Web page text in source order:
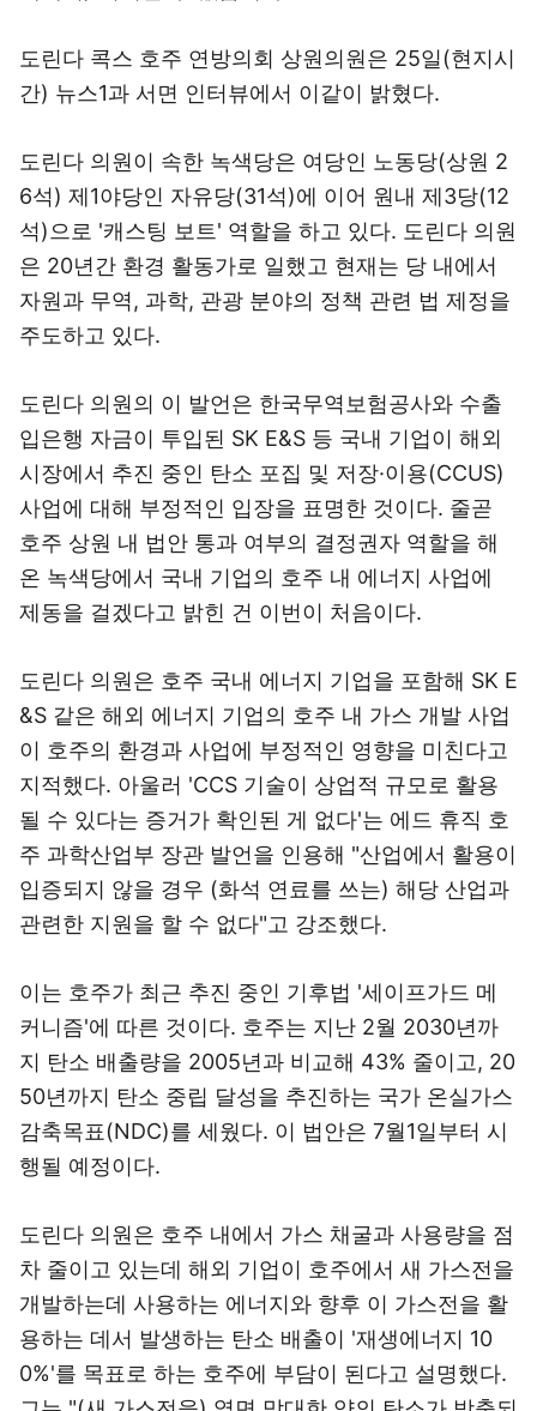
도린다 콕스 호주 연방의회 상원의원은 25일(현지시
간) 뉴스1과 서면 인터뷰에서 이같이 밝혔다.
도린다 의원이 속한 녹색당은 여당인 노동당(상원 2
6석) 제1야당인 자유당(31석)에 이어 원내 제3당(12
석)으로 '캐스팅 보트' 역할을 하고 있다. 도린다 의원
은 20년간 환경 활동가로 일했고 현재는 당 내에서
자원과 무역, 과학, 관광 분야의 정책 관련 법 제정을
주도하고 있다.
도린다 의원의 이 발언은 한국무역보험공사와 수출
입은행 자금이 투입된 SK E&S 등 국내 기업이 해외
시장에서 추진 중인 탄소 포집 및 저장·이용(CCUS)
사업에 대해 부정적인 입장을 표명한 것이다. 줄곧
호주 상원 내 법안 통과 여부의 결정권자 역할을 해
온 녹색당에서 국내 기업의 호주 내 에너지 사업에
제동을 걸겠다고 밝힌 건 이번이 처음이다.
도린다 의원은 호주 국내 에너지 기업을 포함해 SK E
&S 같은 해외 에너지 기업의 호주 내 가스 개발 사업
이 호주의 환경과 사업에 부정적인 영향을 미친다고
지적했다. 아울러 'CCS 기술이 상업적 규모로 활용
될 수 있다는 증거가 확인된 게 없다'는 에드 휴직 호
주 과학산업부 장관 발언을 인용해 "산업에서 활용이
입증되지 않을 경우 (화석 연료를 쓰는) 해당 산업과
관련한 지원을 할 수 없다"고 강조했다.
이는 호주가 최근 추진 중인 기후법 '세이프가드 메
커니즘'에 따른 것이다. 호주는 지난 2월 2030년까
지 탄소 배출량을 2005년과 비교해 43% 줄이고, 20
50년까지 탄소 중립 달성을 추진하는 국가 온실가스
감축목표(NDC)를 세웠다. 이 법안은 7월1일부터 시
행될 예정이다.
도린다 의원은 호주 내에서 가스 채굴과 사용량을 점
차 줄이고 있는데 해외 기업이 호주에서 새 가스전을
개발하는데 사용하는 에너지와 향후 이 가스전을 활
용하는 데서 발생하는 탄소 배출이 '재생에너지 10
0%'를 목표로 하는 호주에 부담이 된다고 설명했다.